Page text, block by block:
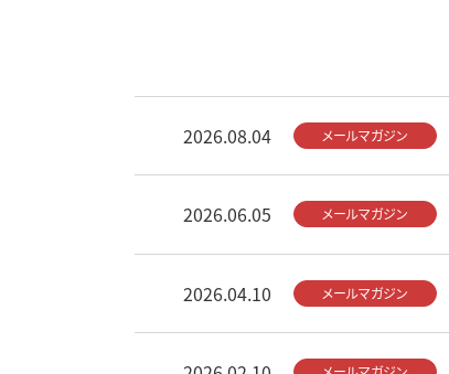
2026.08.04 メールマガジン
2026.06.05 メールマガジン
2026.04.10 メールマガジン